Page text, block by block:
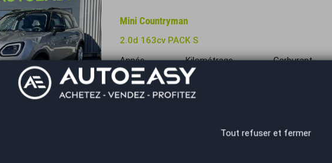
Mini Countryman
2.0d 163cv PACK S
Année
2025
Kilométrage
22000 km
Carburant
Moulins - 03000
Tout refuser et fermer